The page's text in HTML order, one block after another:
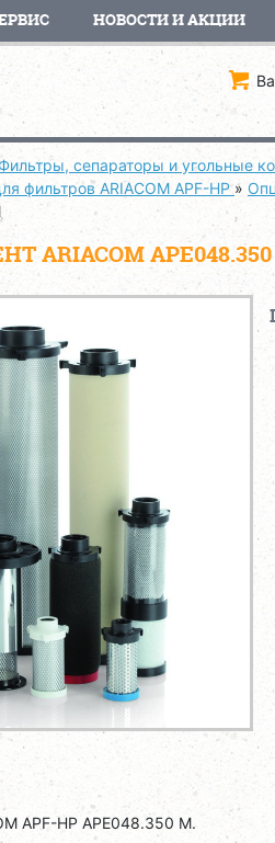
НОВОСТИ И АКЦИИ
Фильтры, сепараторы и угольные
фильтров ARIACOM APF-HP»
ARIACOM
APF-HP APE048.350 M.